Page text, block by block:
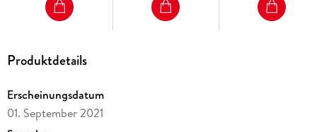
Produktdetails
Erscheinungsdatum
01. September 2021